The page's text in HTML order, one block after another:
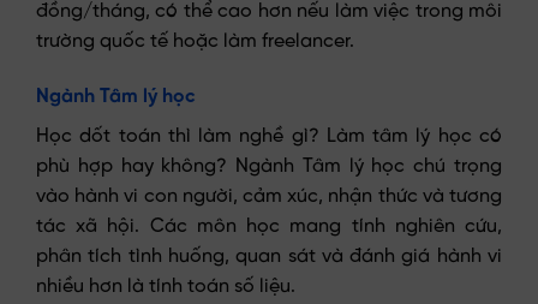
đồng/tháng, có thể cao hơn nếu làm việc trong môi
trường quốc tế hoặc làm freelancer.
Ngành Tâm lý học
Học dốt toán thì làm nghề gì? Làm tâm lý học có
phù hợp hay không? Ngành Tâm lý học chú trọng
vào hành vi con người, cảm xúc, nhận thức và tương
tác xã hội. Các môn học mang tính nghiên cứu,
phân tích tình huống, quan sát và đánh giá hành vi
nhiều hơn là tính toán số liệu.